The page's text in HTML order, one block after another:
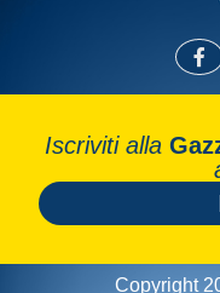
Iscriviti alla
Copyright